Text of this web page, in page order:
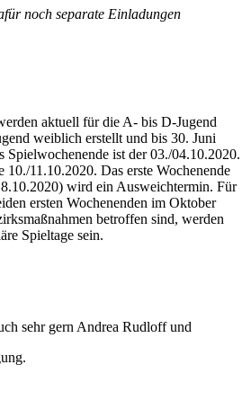
noch separate Einladungen
aktuell für die A- bis D-Jugend
weiblich erstellt und bis 30. Juni
Spielwochenende ist der 03./04.10.2020.
10./11.10.2020. Das erste Wochenende
wird ein Ausweichtermin. Für
ersten Wochenenden im Oktober
betroffen sind, werden
Spieltage sein.
sehr gern Andrea Rudloff und